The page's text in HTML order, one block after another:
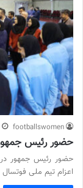
footballswomen
حضور رئیس
حضور رئیس جمهور
اعزام تیم ملی